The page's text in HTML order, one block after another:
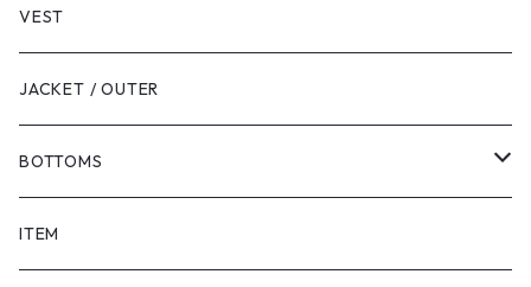
VEST
JACKET / OUTER
BOTTOMS
SHORTS
ITEM